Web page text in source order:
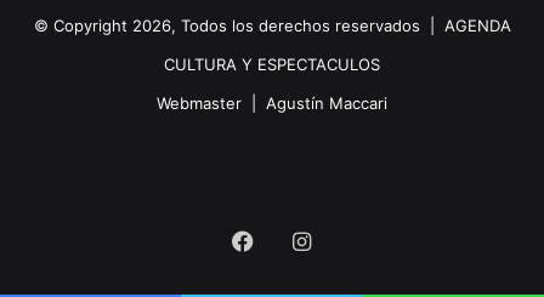
© Copyright 2026, Todos los derechos reservados | AGENDA
CULTURA Y ESPECTACULOS
Webmaster | Agustín Maccari